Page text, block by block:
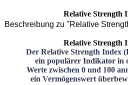
Relative Strength
Beschreibung zu "Relative
Relative Strength
Der Relative Strength Index
ein populärer Indikator in
Werte zwischen 0 und 100
ein Vermögenswert